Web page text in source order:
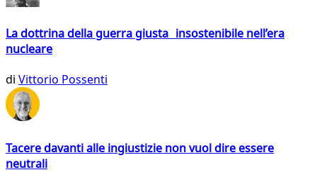
La dottrina della guerra giusta insostenibile nell’era
nucleare
di Vittorio Possenti
Tacere davanti alle ingiustizie non vuol dire essere
neutrali